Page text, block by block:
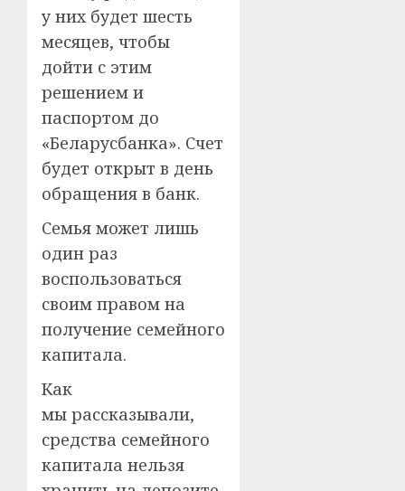
у них будет шесть
месяцев, чтобы
дойти с этим
решением и
паспортом до
«Беларусбанка». Счет
будет открыт в день
обращения в банк.
Семья может лишь
один раз
воспользоваться
своим правом на
получение семейного
капитала.
Как
мы рассказывали,
средства семейного
капитала нельзя